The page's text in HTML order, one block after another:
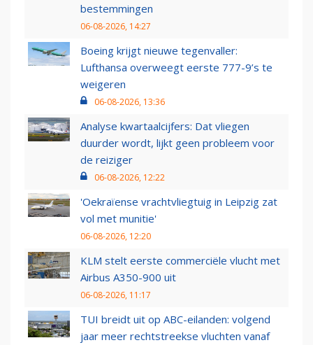
bestemmingen
06-08-2026, 14:27
Boeing krijgt nieuwe tegenvaller:
Lufthansa overweegt eerste 777-9’s te
weigeren
06-08-2026, 13:36
Analyse kwartaalcijfers: Dat vliegen
duurder wordt, lijkt geen probleem voor
de reiziger
06-08-2026, 12:22
'Oekraïense vrachtvliegtuig in Leipzig zat
vol met munitie'
06-08-2026, 12:20
KLM stelt eerste commerciële vlucht met
Airbus A350-900 uit
06-08-2026, 11:17
TUI breidt uit op ABC-eilanden: volgend
jaar meer rechtstreekse vluchten vanaf